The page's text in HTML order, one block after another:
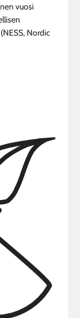
vuosi
Nordic